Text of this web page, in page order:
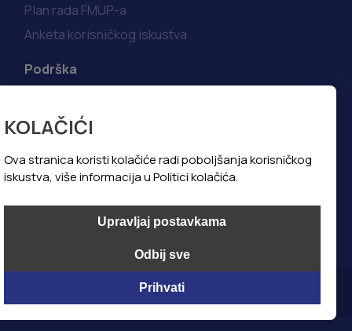
KOLAČIĆI
Ova stranica koristi kolačiće radi poboljšanja korisničkog
iskustva, više informacija u Politici kolačića.
Upravljaj postavkama
Odbij sve
Prihvati
Plan rada FMUP-a
Anketa korisničkog iskustva
Podrška
Kako do informacija
Najčešća pitanja i odgovori
Politika privatnosti
Politika kolačića
@ All Copyright 2024, Foto Art